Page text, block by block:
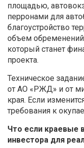
площадью,
перронами для
благоустройство
объем
который станет
проекта.
Техническое
от АО «РЖД» и от
края. Если
требования к
Что если краевые
инвестора для